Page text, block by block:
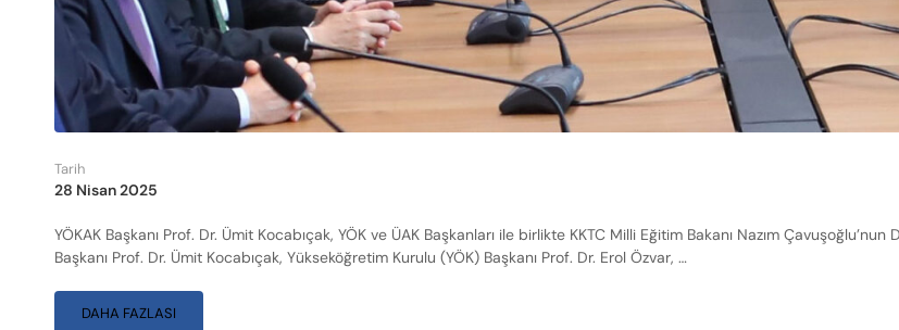
Tarih
28 Nisan 2025
YÖKAK Başkanı Prof. Dr. Ümit Kocabıçak, YÖK ve ÜAK Başkanları ile birlikte KKTC Milli Eğitim Bakanı Nazım
Başkanı Prof. Dr. Ümit Kocabıçak, Yükseköğretim Kurulu (YÖK) Başkanı Prof. Dr. Erol Özvar, …
DAHA FAZLASI